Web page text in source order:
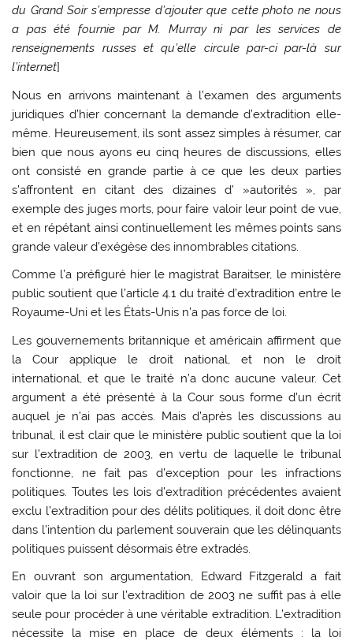
du Grand Soir s’empresse d’ajouter que cette photo ne nous
a pas été fournie par M. Murray ni par les services de
renseignements russes et qu’elle circule par-ci par-là sur
l’internet]
Nous en arrivons maintenant à l’examen des arguments
juridiques d’hier concernant la demande d’extradition elle-
même. Heureusement, ils sont assez simples à résumer, car
bien que nous ayons eu cinq heures de discussions, elles
ont consisté en grande partie à ce que les deux parties
s’affrontent en citant des dizaines d’ »autorités », par
exemple des juges morts, pour faire valoir leur point de vue,
et en répétant ainsi continuellement les mêmes points sans
grande valeur d’exégèse des innombrables citations.
Comme l’a préfiguré hier le magistrat Baraitser, le ministère
public soutient que l’article 4.1 du traité d’extradition entre le
Royaume-Uni et les États-Unis n’a pas force de loi.
Les gouvernements britannique et américain affirment que
la Cour applique le droit national, et non le droit
international, et que le traité n’a donc aucune valeur. Cet
argument a été présenté à la Cour sous forme d’un écrit
auquel je n’ai pas accès. Mais d’après les discussions au
tribunal, il est clair que le ministère public soutient que la loi
sur l’extradition de 2003, en vertu de laquelle le tribunal
fonctionne, ne fait pas d’exception pour les infractions
politiques. Toutes les lois d’extradition précédentes avaient
exclu l’extradition pour des délits politiques, il doit donc être
dans l’intention du parlement souverain que les délinquants
politiques puissent désormais être extradés.
En ouvrant son argumentation, Edward Fitzgerald a fait
valoir que la loi sur l’extradition de 2003 ne suffit pas à elle
seule pour procéder à une véritable extradition. L’extradition
nécessite la mise en place de deux éléments : la loi